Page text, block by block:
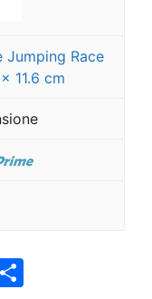
Jumping Race
11.6 cm